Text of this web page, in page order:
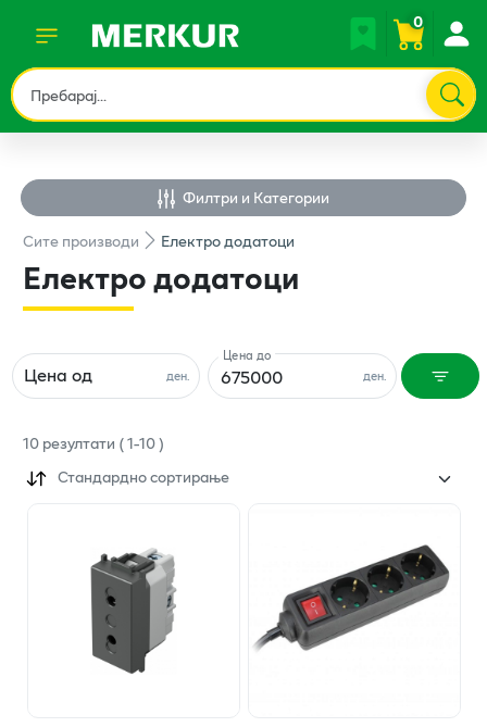
0
Филтри и Категории
Ситепроизводи Електро додатоци
Електро додатоци
ден.
Цена од ден.
Цена до
10резултати (1-10)
Стандардно сортирање